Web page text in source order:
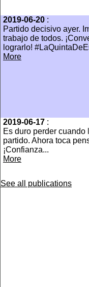
2019-06-20 :
Partido decisivo ayer.
trabajo de todos.
lograrlo!
More
2019-06-17 :
Es duro perder
partido. Ahora toca
¡Confianza...
More
See all publications